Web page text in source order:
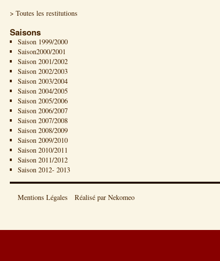
> Toutes les restitutions
Saisons
Saison 1999/2000
Saison2000/2001
Saison 2001/2002
Saison 2002/2003
Saison 2003/2004
Saison 2004/2005
Saison 2005/2006
Saison 2006/2007
Saison 2007/2008
Saison 2008/2009
Saison 2009/2010
Saison 2010/2011
Saison 2011/2012
Saison 2012- 2013
Mentions Légales Réalisé par Nekomeo